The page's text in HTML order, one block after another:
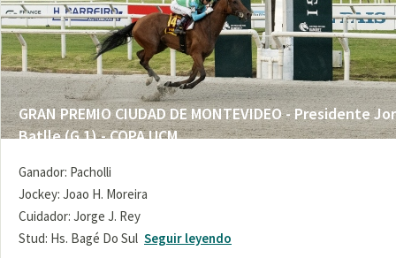
GRAN PREMIO CIUDAD DE MONTEVIDEO - Presidente
Batlle (G 1) - COPA UCM
Ganador: Pacholli
Jockey: Joao H. Moreira
Cuidador: Jorge J. Rey
Stud: Hs. Bagé Do Sul Seguir leyendo